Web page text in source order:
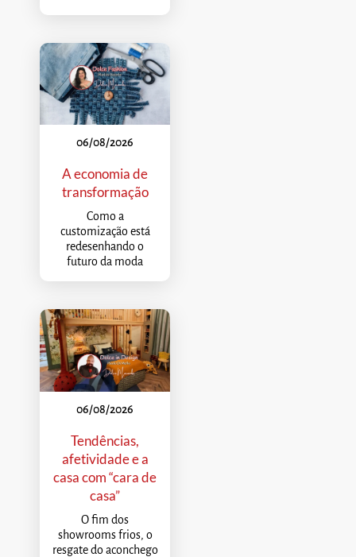
06/08/2026
A economia de
transformação
Como a
customização está
redesenhando o
futuro da moda
06/08/2026
Tendências,
afetividade e a
casa com “cara de
casa”
O fim dos
showrooms frios, o
resgate do aconchego